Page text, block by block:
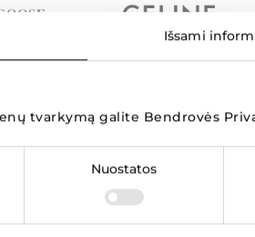
Išsami
tvarkymą galite Bendrovės
Nuostatos